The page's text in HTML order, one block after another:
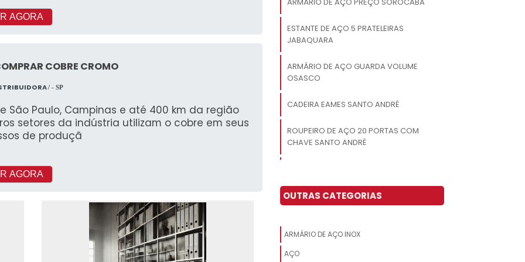
AGORA
COBRE CROMO
/ - SP
São Paulo, Campinas e até 400 km da região
setores da indústria utilizam o cobre em seus
de produçã
AGORA
ESTANTE DE AÇO 5 PRATELEIRAS
JABAQUARA
ARMÁRIO DE AÇO GUARDA VOLUME
OSASCO
CADEIRA EAMES SANTO ANDRÉ
ROUPEIRO DE AÇO 20 PORTAS COM
CHAVE SANTO ANDRÉ
ROUPEIRO DE AÇO 20 PORTAS ITAIM
OUTRAS CATEGORIAS
ARMÁRIO DE AÇO INOX
AÇO